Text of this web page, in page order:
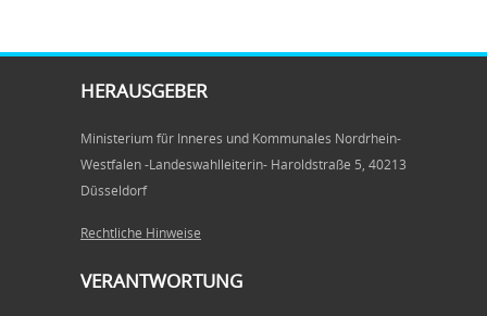
HERAUSGEBER
Ministerium für Inneres und Kommunales Nordrhein-
Westfalen -Landeswahlleiterin- Haroldstraße 5, 40213
Düsseldorf
Rechtliche Hinweise
VERANTWORTUNG